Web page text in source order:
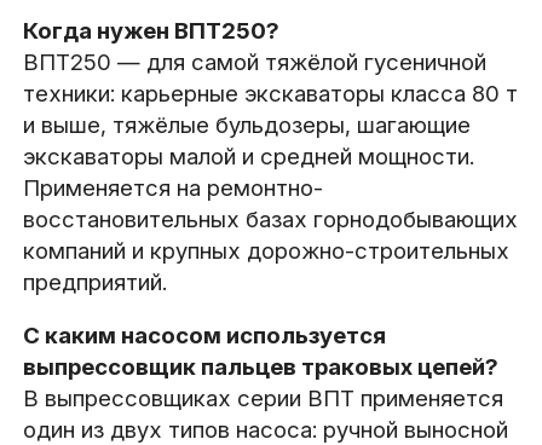
Когда нужен ВПТ250?
ВПТ250 — для самой тяжёлой гусеничной
техники: карьерные экскаваторы класса 80 т
и выше, тяжёлые бульдозеры, шагающие
экскаваторы малой и средней мощности.
Применяется на ремонтно-
восстановительных базах горнодобывающих
компаний и крупных дорожно-строительных
предприятий.
С каким насосом используется
выпрессовщик пальцев траковых цепей?
В выпрессовщиках серии ВПТ применяется
один из двух типов насоса: ручной выносной